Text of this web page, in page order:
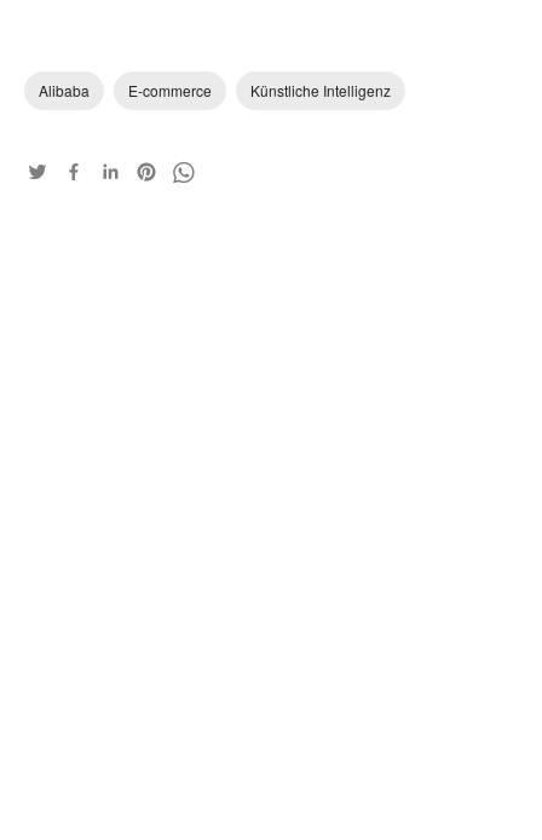
Alibaba E-commerce Künstliche Intelligenz